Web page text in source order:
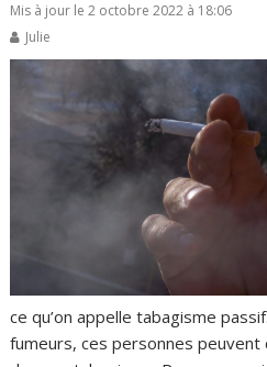
Mis à jour le 2 octobre 2022 à 18:06
Julie
ce qu’on appelle tabagisme
fumeurs, ces personnes